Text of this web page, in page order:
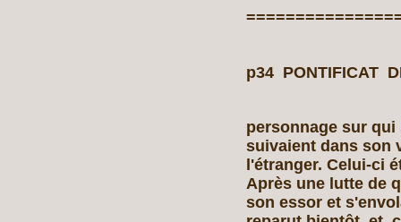
p34 PONTIFICAT
personnage sur qui
suivaient dans son
l'étranger. Celui-ci
Après une lutte de
son essor et